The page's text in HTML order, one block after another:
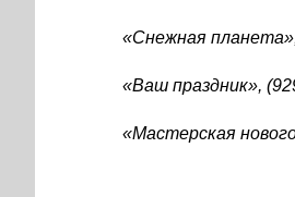
«Снежная
«Ваш праздник», (
«Мастерская